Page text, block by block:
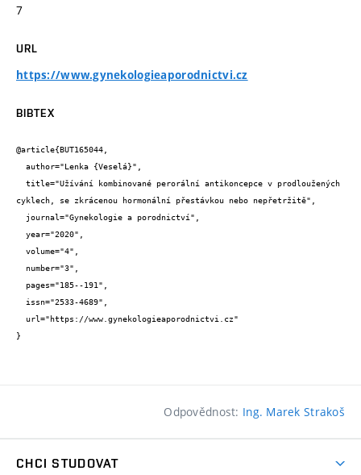
7
URL
https://www.gynekologieaporodnictvi.cz
BIBTEX
@article{BUT165044,
cyklech, se zkrácenou hormonální přestávkou nebo nepřetržitě",
}
Odpovědnost: Ing. Marek Strakoš
CHCI STUDOVAT